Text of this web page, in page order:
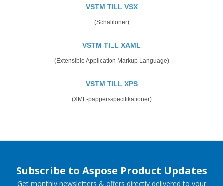
VSTM TILL VSX
(Schabloner)
VSTM TILL XAML
(Extensible Application Markup Language)
VSTM TILL XPS
(XML-pappersspecifikationer)
Subscribe to Aspose Product Updates
Get monthly newsletters & offers directly delivered to your